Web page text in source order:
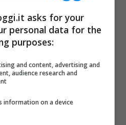
il
asks for your
personal data for the
purposes:
and content, advertising and
audience research and
information on a device